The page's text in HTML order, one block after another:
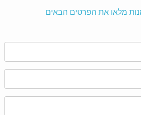
מלאו את הפרטים הבאים